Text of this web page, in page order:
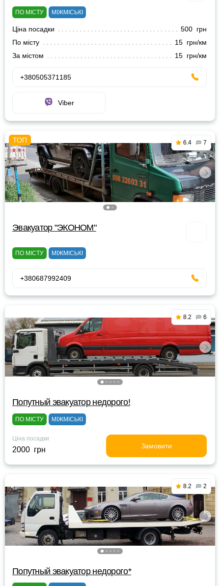
ПО МІСТУ МІЖМІСЬКІ
Ціна посадки
500 грн
По місту
15 грн/км
За містом
15 грн/км
+380505371185
Viber
6.4 7
Эвакуатор "ЭКОНОМ"
ПО МІСТУ МІЖМІСЬКІ
+380687992409
8.2 6
Попутный эвакуатор недорого!
ПО МІСТУ МІЖМІСЬКІ
Ціна посадки
2000 грн Замовити
8.2 2
Попутный эвакуатор недорого*